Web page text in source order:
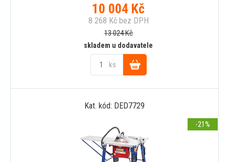
10 004 Kč
8 268 Kčbez DPH
13 024Kč
skladem u dodavatele
ks
Do
košíku
Kat. kód: DED7729
-21